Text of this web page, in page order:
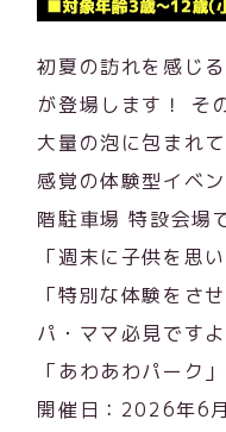
初夏の訪れを感じ
が登場します！ そ
大量の泡に包まれ
感覚の体験型イベ
階駐車場 特設会場
「週末に子供を思
「特別な体験をさ
パ・ママ必見です
「あわあわパーク
開催日：2026年6